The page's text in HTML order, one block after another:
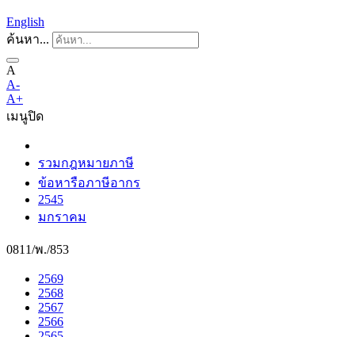
English
ค้นหา...
A
A-
A+
เมนูปิด
รวมกฎหมายภาษี
ข้อหารือภาษีอากร
2545
มกราคม
0811/พ./853
2569
2568
2567
2566